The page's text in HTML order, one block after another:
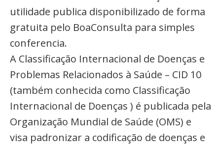
utilidade publica disponibilizado de forma
gratuita pelo BoaConsulta para simples
conferencia.
A Classificação Internacional de Doenças e
Problemas Relacionados à Saúde – CID 10
(também conhecida como Classificação
Internacional de Doenças ) é publicada pela
Organização Mundial de Saúde (OMS) e
visa padronizar a codificação de doenças e